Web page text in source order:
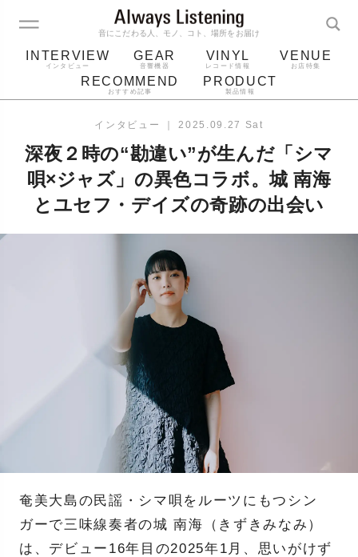
音にこだわる人、モノ、コト、場所をお届け
INTERVIEW
インタビュー
GEAR
音響機器
VINYL
レコード情報
VENUE
お店特集
RECOMMEND
おすすめ記事
PRODUCT
製品情報
ジャケット bluetooth アルバム
レコード針
インタビュー ｜ 2025.09.27 Sat
深夜２時の“勘違い”が生んだ「シマ
唄×ジャズ」の異色コラボ。城 南海
とユセフ・デイズの奇跡の出会い
奄美大島の民謡・シマ唄をルーツにもつシン
ガーで三味線奏者の城 南海（きずきみなみ）
は、デビュー16年目の2025年1月、思いがけず